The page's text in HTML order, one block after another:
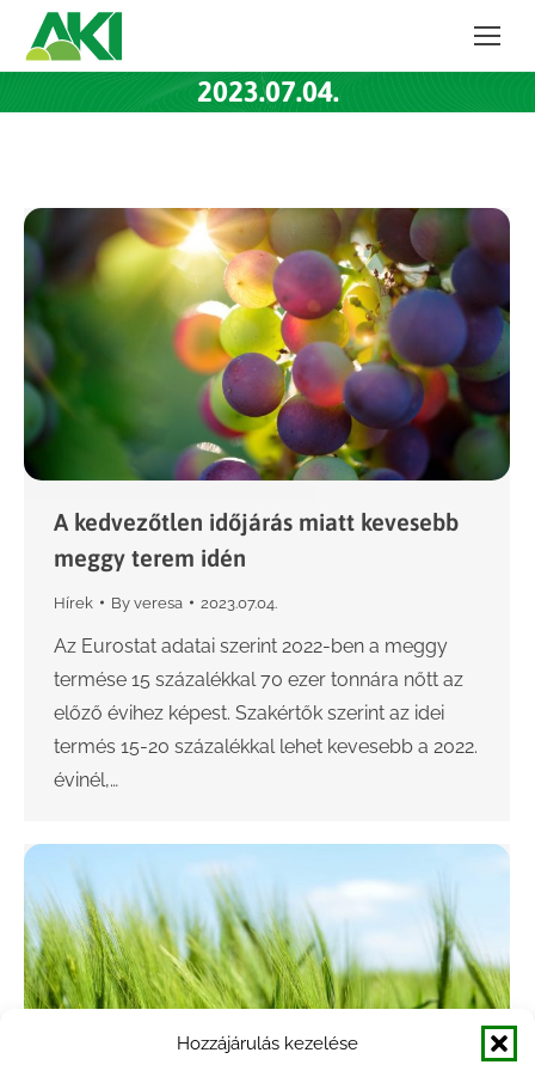
Hozzájárulás kezelése
2023.07.04.
A kedvezőtlen időjárás miatt kevesebb
meggy terem idén
Hírek By veresa 2023.07.04.
Az Eurostat adatai szerint 2022-ben a meggy
termése 15 százalékkal 70 ezer tonnára nőtt az
előző évihez képest. Szakértők szerint az idei
termés 15-20 százalékkal lehet kevesebb a 2022.
évinél,…